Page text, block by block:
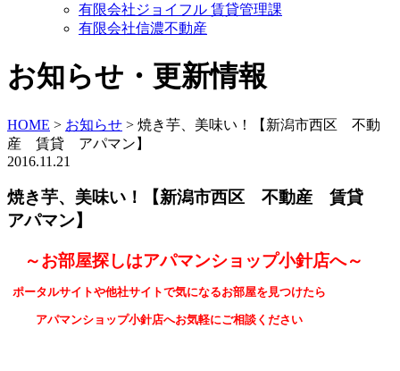
有限会社ジョイフル 賃貸管理課
有限会社信濃不動産
お知らせ・更新情報
HOME > お知らせ > 焼き芋、美味い！【新潟市西区 不動
産 賃貸 アパマン】
2016.11.21
焼き芋、美味い！【新潟市西区 不動産 賃貸
アパマン】
～お部屋探しはアパマンショップ小針店へ～
ポータルサイトや他社サイトで気になるお部屋を見つけたら
アパマンショップ小針店へお気軽にご相談ください